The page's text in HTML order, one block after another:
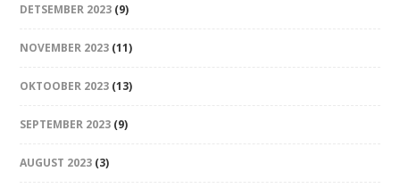
DETSEMBER 2023 (9)
NOVEMBER 2023 (11)
OKTOOBER 2023 (13)
SEPTEMBER 2023 (9)
AUGUST 2023 (3)